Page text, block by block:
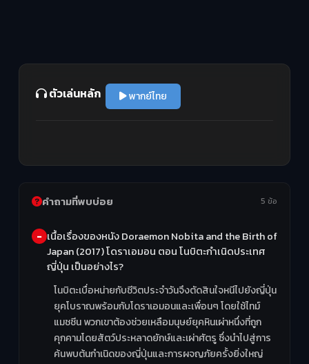
ตัวเล่นหลัก พากย์ไทย
คำถามที่พบบ่อย 5 ข้อ
เนื้อเรื่องของหนัง Doraemon Nobita and the Birth of
Japan (2017) โดราเอมอน ตอน โนบิตะกำเนิดประเทศ
ญี่ปุ่น เป็นอย่างไร?
โนบิตะเบื่อหน่ายกับชีวิตประจำวันจึงตัดสินใจหนีไปยังญี่ปุ่น
ยุคโบราณพร้อมกับโดราเอมอนและเพื่อนๆ โดยใช้ไทม์
แมชชีน พวกเขาต้องช่วยเหลือมนุษย์ยุคหินเผ่าหนึ่งที่ถูก
คุกคามโดยสัตว์ประหลาดยักษ์และเผ่าศัตรู ซึ่งนำไปสู่การ
ค้นพบต้นกำเนิดของญี่ปุ่นและการผจญภัยครั้งยิ่งใหญ่